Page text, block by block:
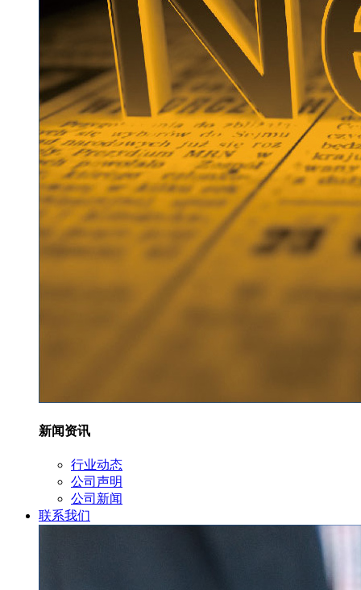
新闻资讯
行业动态
公司声明
公司新闻
联系我们